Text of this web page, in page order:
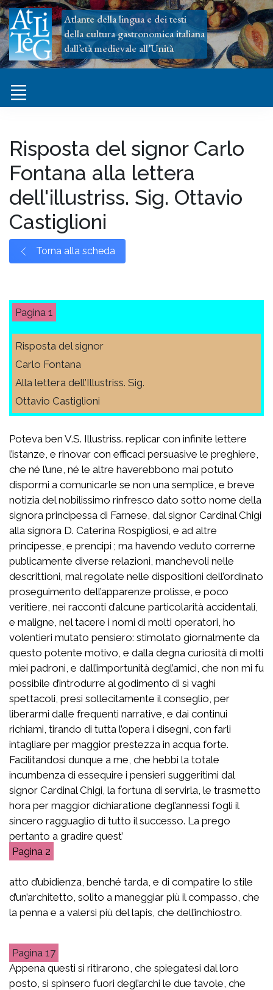
Atlante della lingua e dei testi
della cultura gastronomica italiana
dall’età medievale all’Unità
Risposta del signor Carlo
Fontana alla lettera
dell'illustriss. Sig. Ottavio
Castiglioni
Torna alla scheda
1
Risposta del signor
Carlo Fontana
Alla lettera dell’Illustriss. Sig.
Ottavio Castiglioni
Poteva ben V.S. Illustriss. replicar con infinite lettere
l’istanze, e rinovar con efficaci persuasive le preghiere,
che né l’une, né le altre haverebbono mai potuto
dispormi a comunicarle se non una semplice, e breve
notizia del nobilissimo rinfresco dato sotto nome della
signora principessa di Farnese, dal signor Cardinal Chigi
alla signora D. Caterina Rospigliosi, e ad altre
principesse, e prencipi ; ma havendo veduto correrne
publicamente diverse relazioni, manchevoli nelle
descrittioni, mal regolate nelle dispositioni dell’ordinato
proseguimento dell’apparenze prolisse, e poco
veritiere, nei racconti d’alcune particolarità accidentali,
e maligne, nel tacere i nomi di molti operatori, ho
volentieri mutato pensiero: stimolato giornalmente da
questo potente motivo, e dalla degna curiosità di molti
miei padroni, e dall’importunità degl’amici, che non mi fu
possibile d’introdurre al godimento di sì vaghi
spettacoli, presi sollecitamente il conseglio, per
liberarmi dalle frequenti narrative, e dai continui
richiami, tirando di tutta l’opera i disegni, con farli
intagliare per maggior prestezza in acqua forte.
Facilitandosi dunque a me, che hebbi la totale
incumbenza di essequire i pensieri suggeritimi dal
signor Cardinal Chigi, la fortuna di servirla, le trasmetto
hora per maggior dichiaratione degl’annessi fogli il
sincero ragguaglio di tutto il successo. La prego
pertanto a gradire quest’
2
atto d’ubidienza, benché tarda, e di compatire lo stile
d’un’architetto, solito a maneggiar più il compasso, che
la penna e a valersi più del lapis, che dell’inchiostro.
17
Appena questi si ritirarono, che spiegatesi dal loro
posto, si spinsero fuori degl’archi le due tavole, che